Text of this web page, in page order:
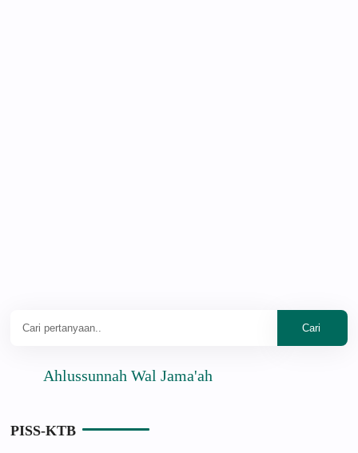
Ahlussunnah Wal Jama'ah
PISS-KTB